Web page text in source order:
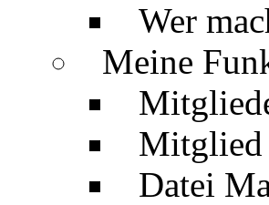
Wer
Meine
Mitglied
Datei